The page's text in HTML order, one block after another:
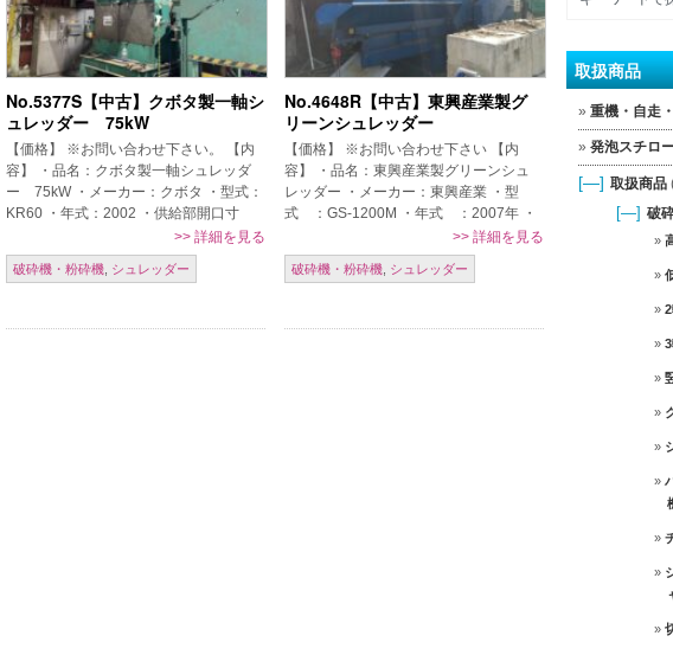
No.5377S【中古】クボタ製一軸シ
ュレッダー 75kW
【価格】 ※お問い合わせ下さい。 【内
容】 ・品名：クボタ製一軸シュレッダ
ー 75kW ・メーカー：クボタ ・型式：
KR60 ・年式：2002 ・供給部開口寸
法：1705×2288mm ・ローター刃先径：
450mm ・ロ […]
>> 詳細を見る
破砕機・粉砕機, シュレッダー
No.4648R【中古】東興産業製グ
リーンシュレッダー
【価格】 ※お問い合わせ下さい 【内
容】 ・品名：東興産業製グリーンシュ
レッダー ・メーカー：東興産業 ・型
式 ：GS-1200M ・年式 ：2007年 ・
動力：160kW ・電圧：220V 60Hz ・
操作盤・制御盤付 […]
>>詳細を見る
破砕機・粉砕機, シュレッダー
取扱商品
重機・自走
発泡スチロ
[—] 取扱商品
[—] 破